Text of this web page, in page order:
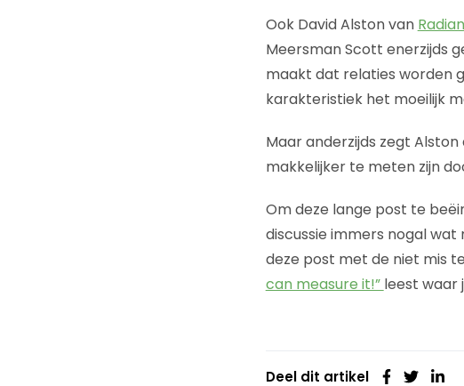
Ook David Alston van
Meersman Scott enerzijds
maakt dat relaties worden
karakteristiek het moeilijk
Maar anderzijds zegt
makkelijker te meten zijn
Om deze lange post te
discussie immers nogal
deze post met de niet mis
can measure it!” leest waar
Deel dit artikel